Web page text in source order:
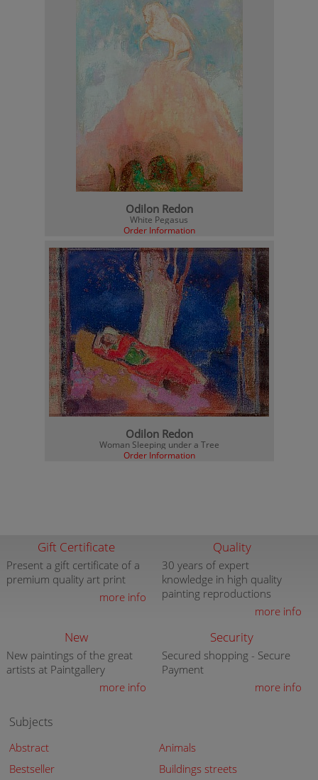
Odilon Redon
White Pegasus
Order Information
Odilon Redon
Woman Sleeping under a Tree
Order Information
Gift Certificate
Present a gift certificate of a
premium quality art print
more info
Quality
30 years of expert
knowledge in high quality
painting reproductions
more info
New
New paintings of the great
artists at Paintgallery
more info
Security
Secured shopping - Secure
Payment
more info
Subjects
Abstract
Animals
Bestseller
Buildings streets